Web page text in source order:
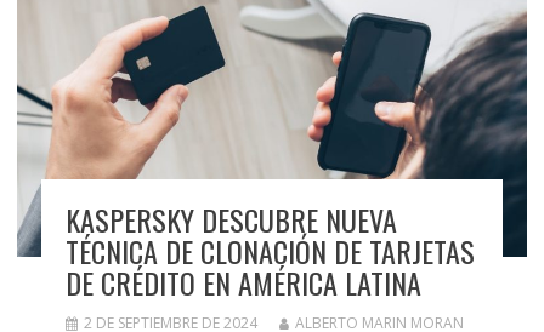
KASPERSKY DESCUBRE NUEVA
TÉCNICA DE CLONACIÓN DE TARJETAS
DE CRÉDITO EN AMÉRICA LATINA
2 DE SEPTIEMBRE DE 2024
ALBERTO MARIN MORAN